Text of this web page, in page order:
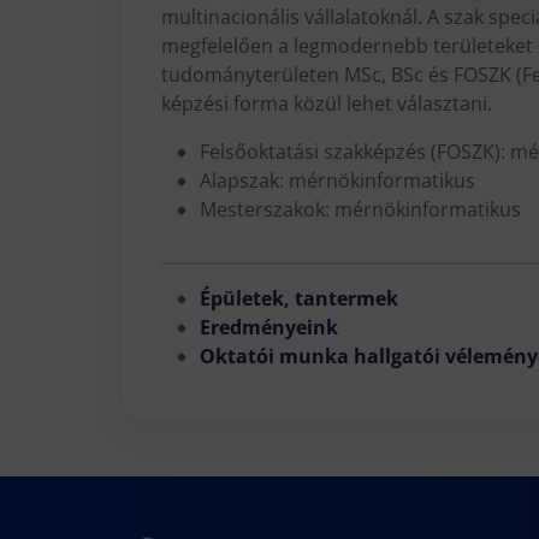
multinacionális vállalatoknál. A szak
megfelelően a legmodernebb területeket
tudományterületen MSc, BSc és FOSZK
képzési forma közül lehet választani.
Felsőoktatási szakképzés (FOSZK):
Alapszak: mérnökinformatikus
Mesterszakok: mérnökinformatikus
Épületek, tantermek
Eredményeink
Oktatói munka hallgatói